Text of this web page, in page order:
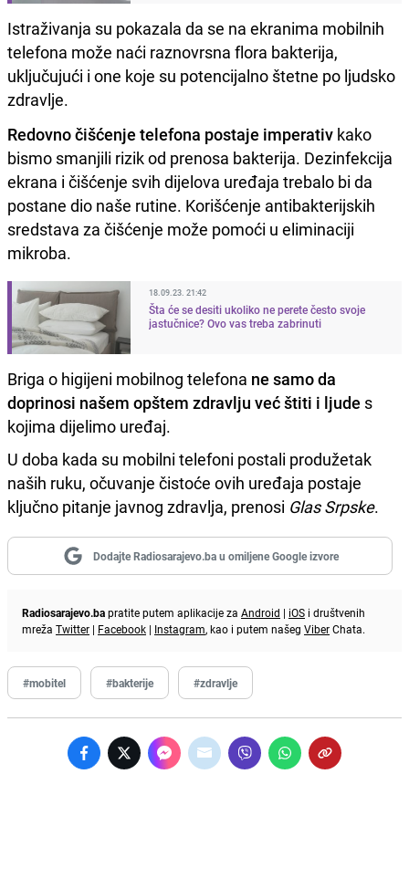
Istraživanja su pokazala da se na ekranima mobilnih
telefona može naći raznovrsna flora bakterija,
uključujući i one koje su potencijalno štetne po ljudsko
zdravlje.
Redovno čišćenje telefona postaje imperativ kako
bismo smanjili rizik od prenosa bakterija. Dezinfekcija
ekrana i čišćenje svih dijelova uređaja trebalo bi da
postane dio naše rutine. Korišćenje antibakterijskih
sredstava za čišćenje može pomoći u eliminaciji
mikroba.
18.09.23. 21:42
Šta će se desiti ukoliko ne perete često svoje
jastučnice? Ovo vas treba zabrinuti
Briga o higijeni mobilnog telefona ne samo da
doprinosi našem opštem zdravlju već štiti i ljude s
kojima dijelimo uređaj.
U doba kada su mobilni telefoni postali produžetak
naših ruku, očuvanje čistoće ovih uređaja postaje
ključno pitanje javnog zdravlja, prenosi Glas Srpske.
Dodajte Radiosarajevo.ba u omiljene Google izvore
Radiosarajevo.bapratite putem aplikacije za Android | iOS i društvenih
mreža Twitter | Facebook | Instagram, kao i putem našeg ViberChata.
#mobitel #bakterije #zdravlje